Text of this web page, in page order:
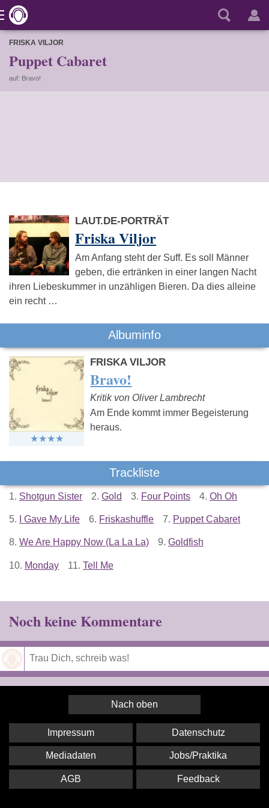
FRISKA VILJOR
Puppet Cabaret
auf: Bravo!
LAUT.DE-PORTRÄT
Friska Viljor
Am Anfang steht der Suff. Es soll Männer
geben, die ertränken in einer langen Nacht
ihren Liebeskummer in unzähligen Bieren. Da dies alleine
ein recht …
Albuminfo
FRISKA VILJOR
Bravo!
Kritik von Oliver Lambrecht
Am Ende kommt immer Begeisterung
heraus.
Trackliste
1. Shotgun Sister 2. Gold 3. Four Points 4. Oh Oh
5. I Gave My Life 6. Friskashuffle 7. Puppet Cabaret
8. We Are Happy Now (La La La) 9. Goldfish
10. Monday 11. Tell Me
Noch keine Kommentare
Nach oben
Impressum Datenschutz
Mediadaten Jobs/Praktika
AGB Feedback